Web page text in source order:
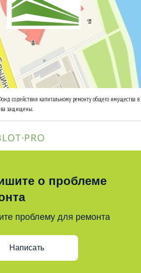
содействия капитальному ремонту общего имущества
защищены.
о проблеме
проблему для ремонта
Написать